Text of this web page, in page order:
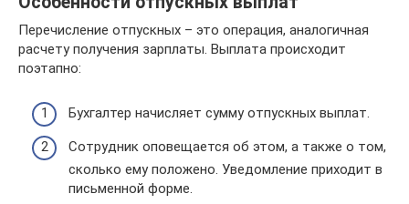
Перечисление отпускных – это операция, аналогичная
расчету получения зарплаты. Выплата происходит
поэтапно:
Бухгалтер начисляет сумму отпускных выплат.
Сотрудник оповещается об этом, а также о том,
сколько ему положено. Уведомление приходит в
письменной форме.